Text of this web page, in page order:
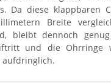
Da diese klappbaren
Breite
bleibt dennoch
und die Ohrringe
aufdringlich.